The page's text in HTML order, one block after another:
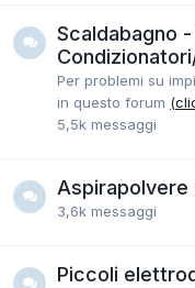
Scaldabagno
Per problemi su
in questo forum
5,5k messaggi
Aspirapolvere
3,6k messaggi
Piccoli